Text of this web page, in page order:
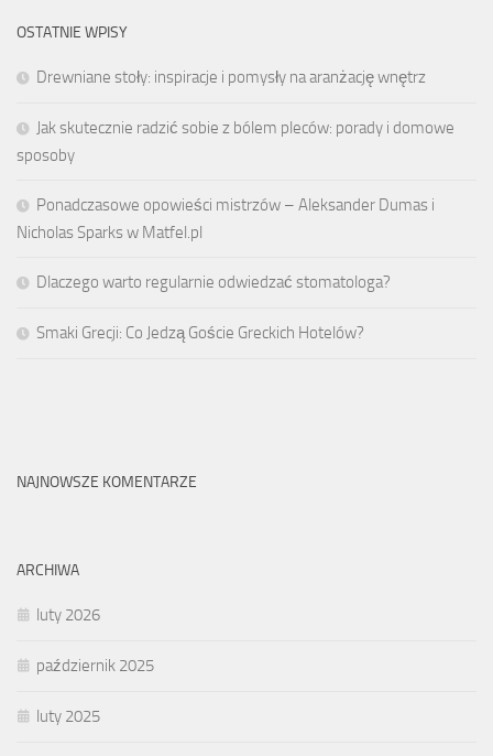
OSTATNIE WPISY
Drewniane stoły: inspiracje i pomysły na aranżację wnętrz
Jak skutecznie radzić sobie z bólem pleców: porady i domowe
sposoby
Ponadczasowe opowieści mistrzów – Aleksander Dumas i
Nicholas Sparks w Matfel.pl
Dlaczego warto regularnie odwiedzać stomatologa?
Smaki Grecji: Co Jedzą Goście Greckich Hotelów?
NAJNOWSZE KOMENTARZE
ARCHIWA
luty 2026
październik 2025
luty 2025